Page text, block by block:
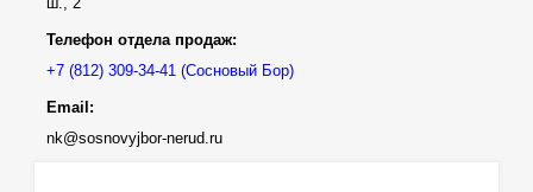
Телефон отдела продаж:
(Сосновый Бор)
Email:
nk@sosnovyjbor-nerud.ru